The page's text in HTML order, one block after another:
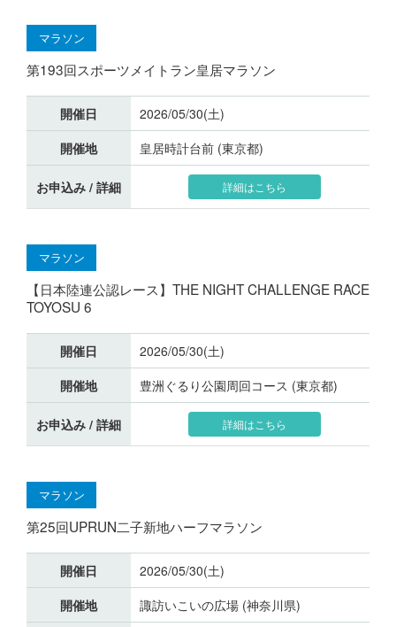
マラソン
第193回スポーツメイトラン皇居マラソン
開催日
2026/05/30(土)
開催地
皇居時計台前 (東京都)
お申込み / 詳細 詳細はこちら
マラソン
【日本陸連公認レース】THE NIGHT CHALLENGE RACE
TOYOSU 6
開催日
2026/05/30(土)
開催地
豊洲ぐるり公園周回コース (東京都)
お申込み / 詳細 詳細はこちら
マラソン
第25回UPRUN二子新地ハーフマラソン
開催日
2026/05/30(土)
開催地
諏訪いこいの広場 (神奈川県)